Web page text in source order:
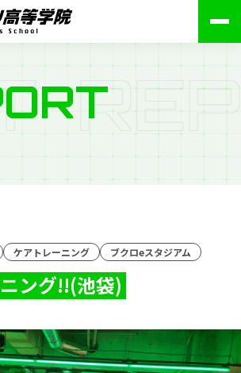
R E P
ケアトレーニング ブクロeスタジアム
ング!!(池袋)